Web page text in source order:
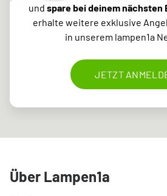
und spare bei deinem nächsten
erhalte weitere exklusive
in unserem lampen1a
JETZT
Über Lampen1a